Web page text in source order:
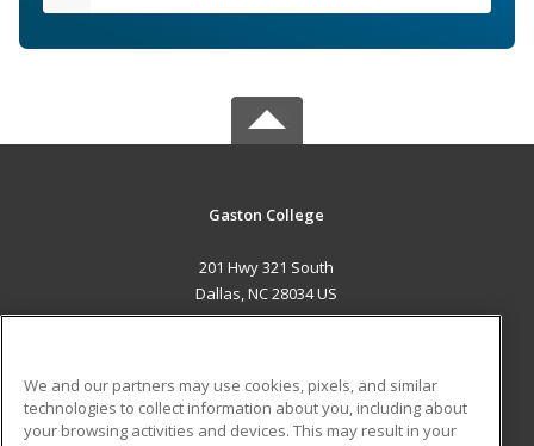
Gaston College
201 Hwy 321 South
Dallas, NC 28034 US
ADDITIONAL RESOURCES
We and our partners may use cookies, pixels, and similar
technologies to collect information about you, including about
your browsing activities and devices. This may result in your